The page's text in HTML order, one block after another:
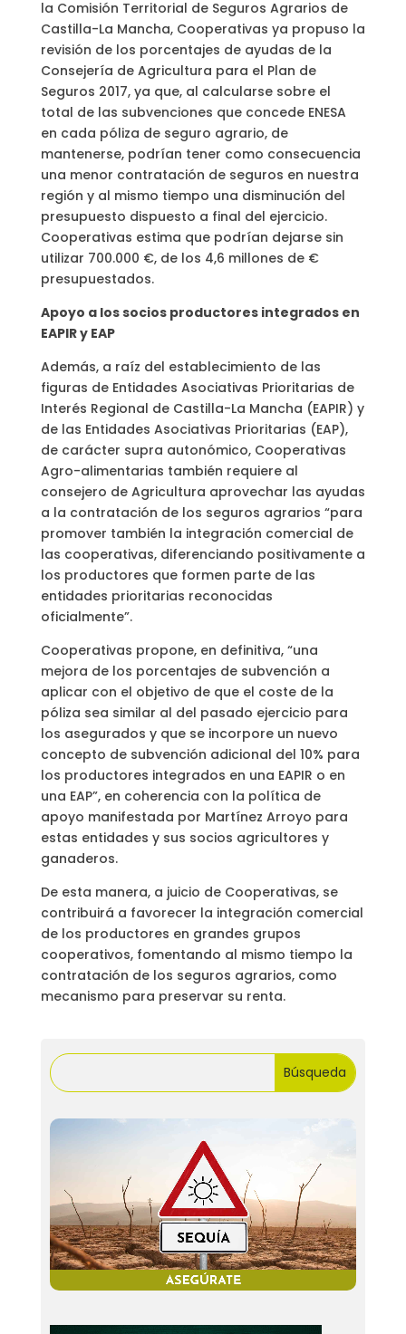
la Comisión Territorial de Seguros Agrarios de
Castilla-La Mancha, Cooperativas ya propuso la
revisión de los porcentajes de ayudas de la
Consejería de Agricultura para el Plan de
Seguros 2017, ya que, al calcularse sobre el
total de las subvenciones que concede ENESA
en cada póliza de seguro agrario, de
mantenerse, podrían tener como consecuencia
una menor contratación de seguros en nuestra
región y al mismo tiempo una disminución del
presupuesto dispuesto a final del ejercicio.
Cooperativas estima que podrían dejarse sin
utilizar 700.000 €, de los 4,6 millones de €
presupuestados.
Apoyo a los socios productores integrados en
EAPIR y EAP
Además, a raíz del establecimiento de las
figuras de Entidades Asociativas Prioritarias de
Interés Regional de Castilla-La Mancha (EAPIR) y
de las Entidades Asociativas Prioritarias (EAP),
de carácter supra autonómico, Cooperativas
Agro-alimentarias también requiere al
consejero de Agricultura aprovechar las ayudas
a la contratación de los seguros agrarios “para
promover también la integración comercial de
las cooperativas, diferenciando positivamente a
los productores que formen parte de las
entidades prioritarias reconocidas
oficialmente”.
Cooperativas propone, en definitiva, “una
mejora de los porcentajes de subvención a
aplicar con el objetivo de que el coste de la
póliza sea similar al del pasado ejercicio para
los asegurados y que se incorpore un nuevo
concepto de subvención adicional del 10% para
los productores integrados en una EAPIR o en
una EAP”, en coherencia con la política de
apoyo manifestada por Martínez Arroyo para
estas entidades y sus socios agricultores y
ganaderos.
De esta manera, a juicio de Cooperativas, se
contribuirá a favorecer la integración comercial
de los productores en grandes grupos
cooperativos, fomentando al mismo tiempo la
contratación de los seguros agrarios, como
mecanismo para preservar su renta.